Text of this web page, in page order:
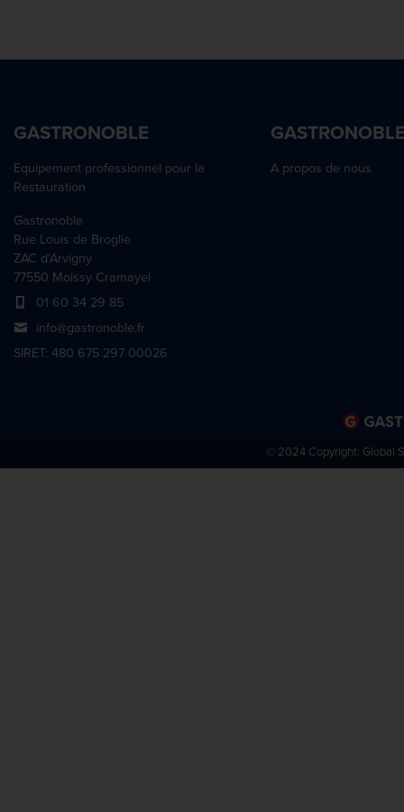
GASTRONOBLE
Equipement professionnel pour la
Restauration
Gastronoble
Rue Louis de Broglie
ZAC d'Arvigny
77550 Moissy Cramayel
01 60 34 29 85
info@gastronoble.fr
SIRET: 480 675 297 00026
A propos de nous
© 2024 Copyright: Global